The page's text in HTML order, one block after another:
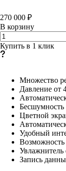
270 000 ₽
В корзину
Купить в 1 клик
Множество
Давление от
Бесшумность
Цветной
Удобный
Увлажнитель
Запись